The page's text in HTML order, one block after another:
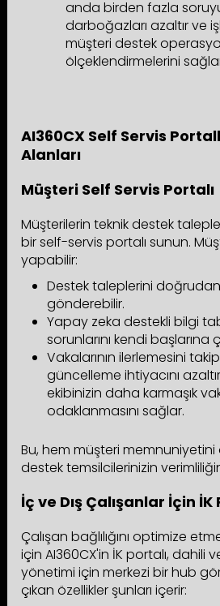
anda birden fazla
darboğazları azaltır ve
müşteri destek
ölçeklendirmelerini
AI360CX Self Servis
Alanları
Müşteri Self Servis Portalı
Müşterilerin teknik destek
bir self-servis portalı sunun.
yapabilir:
Destek taleplerini
gönderebilir.
Yapay zeka destekli bilgi
sorunlarını kendi başlarına
Vakalarının ilerlemesini
güncelleme ihtiyacını
ekibinizin daha karmaşık
odaklanmasını sağlar.
Bu, hem müşteri memnuniyetini
destek temsilcilerinizin
İç ve Dış Çalışanlar İçin
Çalışan bağlılığını optimize
için AI360CX'in İK portalı, dahili
yönetimi için merkezi bir hub
çıkan özellikler şunları içerir: